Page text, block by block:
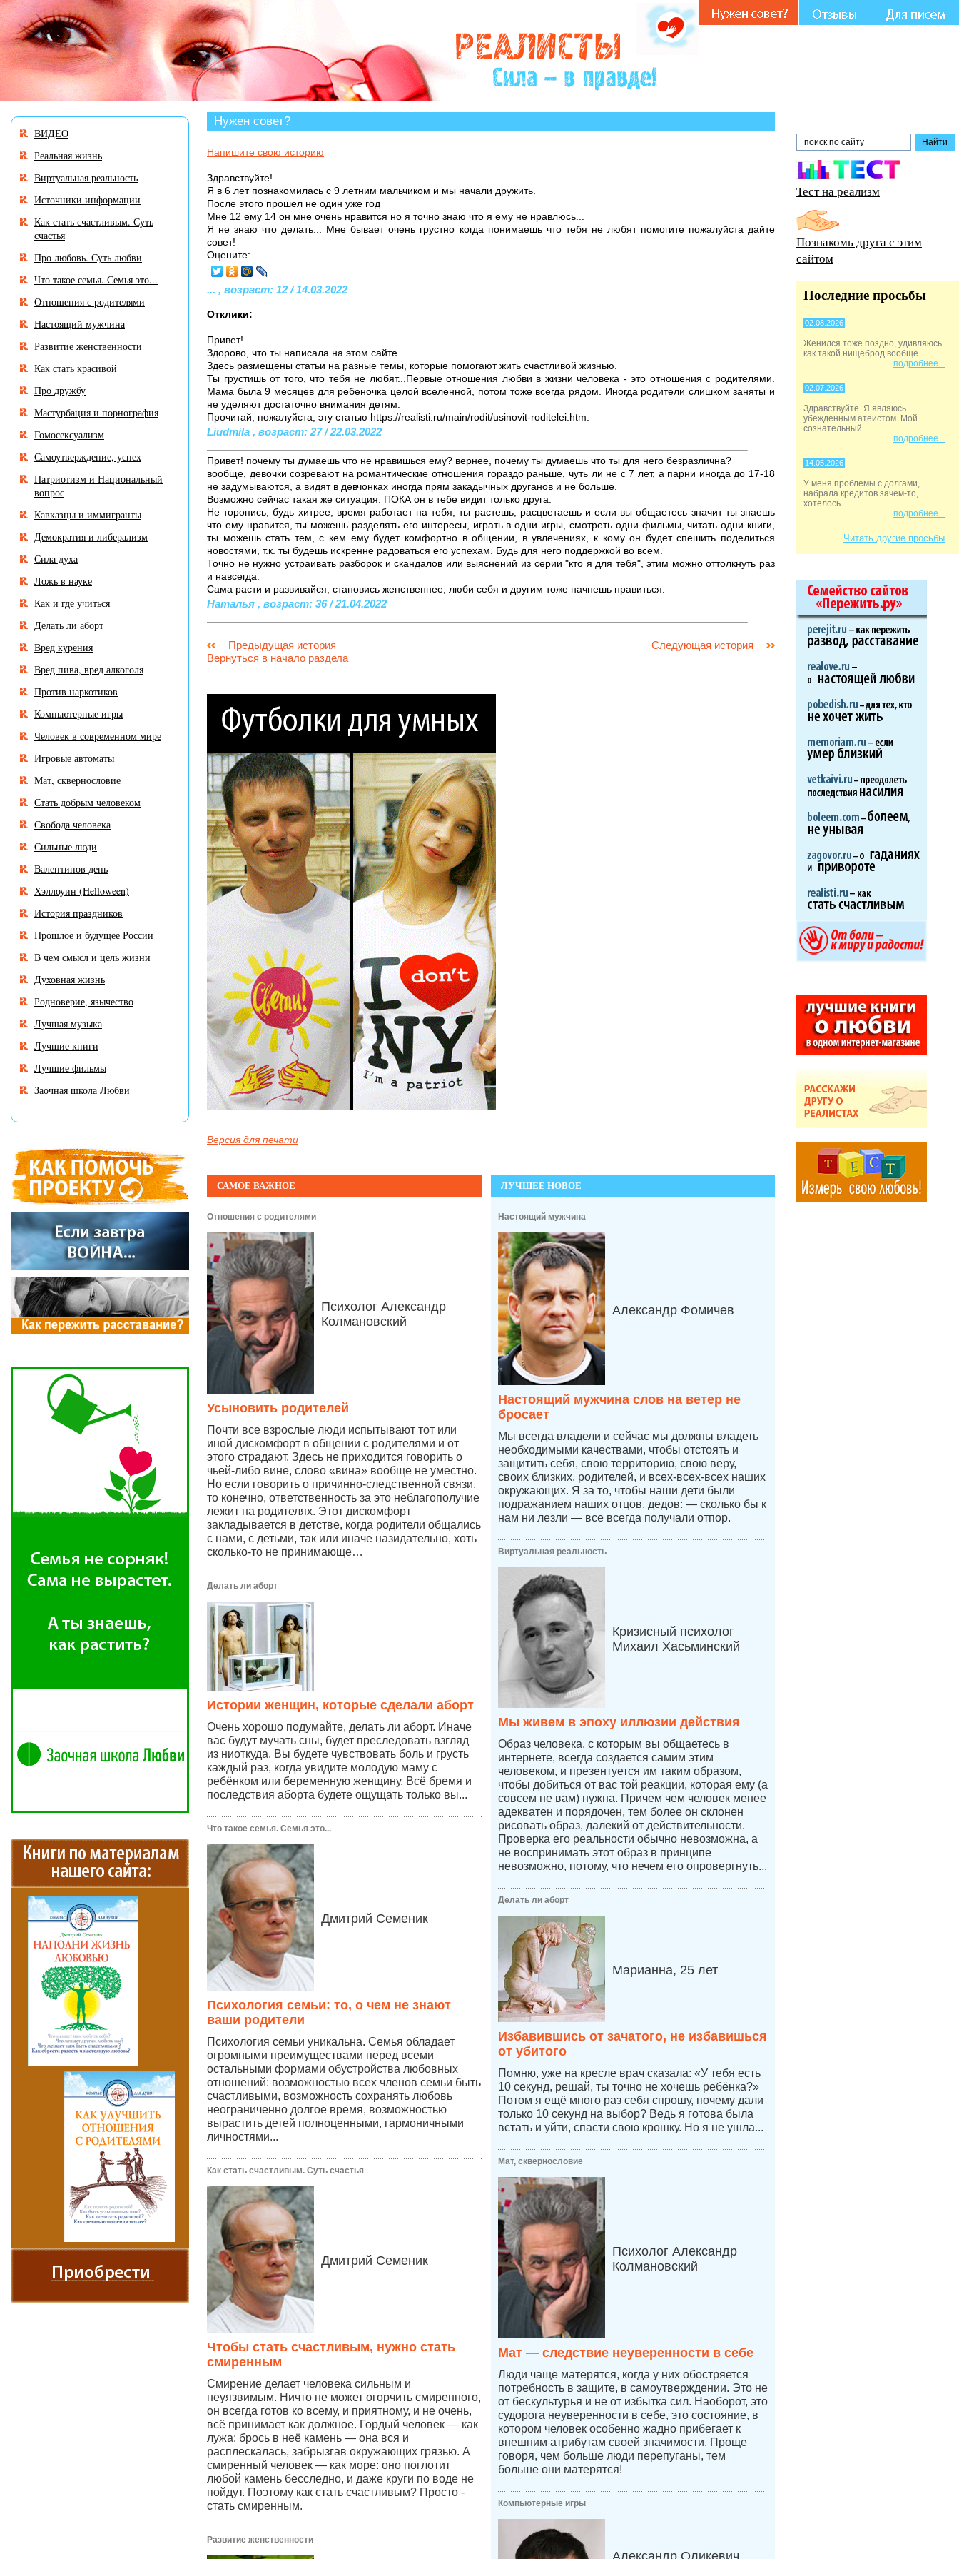
В разделе «Нужен совет?» много историй, авторы которых остро нуждаются в Вашем участии и совете.
Нужен совет?
Напишите свою историю
Здравствуйте!
Я в 6 лет познакомилась с 9 летним мальчиком и мы начали дружить.
После этого прошел не один уже год
Мне 12 ему 14 он мне очень нравится но я точно знаю что я ему не нравлюсь...
Я не знаю что делать... Мне бывает очень грустно когда понимаешь что тебя не любят помогите пожалуйста дайте
совет!
Оцените:
... , возраст: 12 / 14.03.2022
Отклики:
Привет!
Здорово, что ты написала на этом сайте.
Здесь размещены статьи на разные темы, которые помогают жить счастливой жизнью.
Ты грустишь от того, что тебя не любят...Первые отношения любви в жизни человека - это отношения с родителями.
Мама была 9 месяцев для ребеночка целой вселенной, потом тоже всегда рядом. Иногда родители слишком заняты и
не уделяют достаточно внимания детям.
Прочитай, пожалуйста, эту статью https://realisti.ru/main/rodit/usinovit-roditelei.htm.
Liudmila , возраст: 27 / 22.03.2022
Привет! почему ты думаешь что не нравишься ему? вернее, почему ты думаешь что ты для него безразлична?
вообще, девочки созревают на романтические отношения гораздо раньше, чуть ли не с 7 лет, а парни иногда до 17-18
не задумываются, а видят в девчонках иногда прям закадычных друганов и не больше.
Возможно сейчас такая же ситуация: ПОКА он в тебе видит только друга.
Не торопись, будь хитрее, время работает на тебя, ты растешь, расцветаешь и если вы общаетесь значит ты знаешь
что ему нравится, ты можешь разделять его интересы, играть в одни игры, смотреть одни фильмы, читать одни книги,
ты можешь стать тем, с кем ему будет комфортно в общении, в увлечениях, к кому он будет спешить поделиться
новостями, т.к. ты будешь искренне радоваться его успехам. Будь для него поддержкой во всем.
Точно не нужно устраивать разборок и скандалов или выяснений из серии "кто я для тебя", этим можно оттолкнуть раз
и навсегда.
Сама расти и развивайся, становись женственнее, люби себя и другим тоже начнешь нравиться.
Наталья , возраст: 36 / 21.04.2022
Предыдущая история
Следующая история
Вернуться в начало раздела
Версия для печати
САМОЕ ВАЖНОЕ
Отношения с родителями
Психолог Александр
Колмановский
Усыновить родителей
Почти все взрослые люди испытывают тот или
иной дискомфорт в общении с родителями и от
этого страдают. Здесь не приходится говорить о
чьей-либо вине, слово «вина» вообще не уместно.
Но если говорить о причинно-следственной связи,
то конечно, ответственность за это неблагополучие
лежит на родителях. Этот дискомфорт
закладывается в детстве, когда родители общались
с нами, с детьми, так или иначе назидательно, хоть
сколько-то не принимающе…
Делать ли аборт
Истории женщин, которые сделали аборт
Очень хорошо подумайте, делать ли аборт. Иначе
вас будут мучать сны, будет преследовать взгляд
из ниоткуда. Вы будете чувствовать боль и грусть
каждый раз, когда увидите молодую маму с
ребёнком или беременную женщину. Всё бремя и
последствия аборта будете ощущать только вы...
Что такое семья. Семья это...
Дмитрий Семеник
Психология семьи: то, о чем не знают
ваши родители
Психология семьи уникальна. Семья обладает
огромными преимуществами перед всеми
остальными формами обустройства любовных
отношений: возможностью всех членов семьи быть
счастливыми, возможность сохранять любовь
неограниченно долгое время, возможностью
вырастить детей полноценными, гармоничными
личностями...
Как стать счастливым. Суть счастья
Дмитрий Семеник
Чтобы стать счастливым, нужно стать
смиренным
Смирение делает человека сильным и
неуязвимым. Ничто не может огорчить смиренного,
он всегда готов ко всему, и приятному, и не очень,
всё принимает как должное. Гордый человек — как
лужа: брось в неё камень — она вся и
расплескалась, забрызгав окружающих грязью. А
смиренный человек — как море: оно поглотит
любой камень бесследно, и даже круги по воде не
пойдут. Поэтому как стать счастливым? Просто -
стать смиренным.
Развитие женственности
ЛУЧШЕЕ НОВОЕ
Настоящий мужчина
Александр Фомичев
Настоящий мужчина слов на ветер не
бросает
Мы всегда владели и сейчас мы должны владеть
необходимыми качествами, чтобы отстоять и
защитить себя, свою территорию, свою веру,
своих близких, родителей, и всех-всех-всех наших
окружающих. Я за то, чтобы наши дети были
подражанием наших отцов, дедов: — сколько бы к
нам ни лезли — все всегда получали отпор.
Виртуальная реальность
Кризисный психолог
Михаил Хасьминский
Мы живем в эпоху иллюзии действия
Образ человека, с которым вы общаетесь в
интернете, всегда создается самим этим
человеком, и презентуется им таким образом,
чтобы добиться от вас той реакции, которая ему (а
совсем не вам) нужна. Причем чем человек менее
адекватен и порядочен, тем более он склонен
рисовать образ, далекий от действительности.
Проверка его реальности обычно невозможна, а
не воспринимать этот образ в принципе
невозможно, потому, что нечем его опровергнуть...
Делать ли аборт
Марианна, 25 лет
Избавившись от зачатого, не избавишься
от убитого
Помню, уже на кресле врач сказала: «У тебя есть
10 секунд, решай, ты точно не хочешь ребёнка?»
Потом я ещё много раз себя спрошу, почему дали
только 10 секунд на выбор? Ведь я готова была
встать и уйти, спасти свою крошку. Но я не ушла...
Мат, сквернословие
Психолог Александр
Колмановский
Мат — следствие неуверенности в себе
Люди чаще матерятся, когда у них обостряется
потребность в защите, в самоутверждении. Это не
от бескультурья и не от избытка сил. Наоборот, это
судорога неуверенности в себе, это состояние, в
котором человек особенно жадно прибегает к
внешним атрибутам своей значимости. Проще
говоря, чем больше люди перепуганы, тем
больше они матерятся!
Компьютерные игры
Александр Оликевич,
ВИДЕО
Реальная жизнь
Виртуальная реальность
Источники информации
Как стать счастливым. Суть
счастья
Про любовь. Суть любви
Что такое семья. Семья это...
Отношения с родителями
Настоящий мужчина
Развитие женственности
Как стать красивой
Про дружбу
Мастурбация и порнография
Гомосексуализм
Самоутверждение, успех
Патриотизм и Национальный
вопрос
Кавказцы и иммигранты
Демократия и либерализм
Сила духа
Ложь в науке
Как и где учиться
Делать ли аборт
Вред курения
Вред пива, вред алкоголя
Против наркотиков
Компьютерные игры
Человек в современном мире
Игровые автоматы
Мат, сквернословие
Стать добрым человеком
Свобода человека
Сильные люди
Валентинов день
Хэллоуин (Helloween)
История праздников
Прошлое и будущее России
В чем смысл и цель жизни
Духовная жизнь
Родноверие, язычество
Лучшая музыка
Лучшие книги
Лучшие фильмы
Заочная школа Любви
Тест на реализм
Познакомь друга с этим
сайтом
Последние просьбы
02.08.2026
Женился тоже поздно, удивляюсь
как такой нищеброд вообще...
подробнее...
02.07.2026
Здравствуйте. Я являюсь
убежденным атеистом. Мой
сознательный...
подробнее...
14.05.2026
У меня проблемы с долгами,
набрала кредитов зачем-то,
хотелось...
подробнее...
Читать другие просьбы